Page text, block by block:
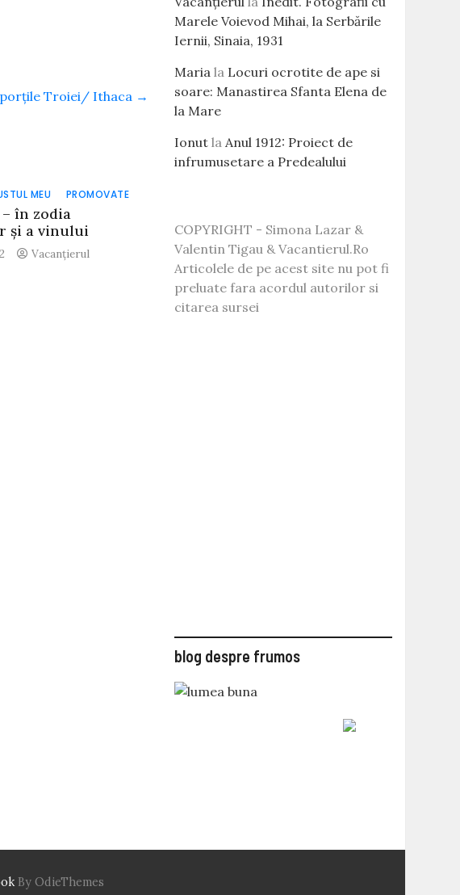
Troiei/ Ithaca →
MEU PROMOVATE
în zodia
şi a vinului
Vacanțierul
Marele Voievod Mihai, la Serbările
Iernii, Sinaia, 1931
Maria la Locuri ocrotite de ape si
soare: Manastirea Sfanta Elena de
la Mare
Ionutla Anul 1912: Proiect de
infrumusetare a Predealului
COPYRIGHT - Simona Lazar &
Valentin Tigau & Vacantierul.Ro
Articolele de pe acest site nu pot fi
preluate fara acordul autorilor si
citarea sursei
blog despre frumos
By OdieThemes